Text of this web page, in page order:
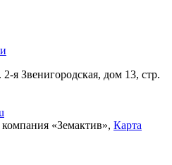
я Звенигородская, дом 13, стр.
«Земактив», Карта